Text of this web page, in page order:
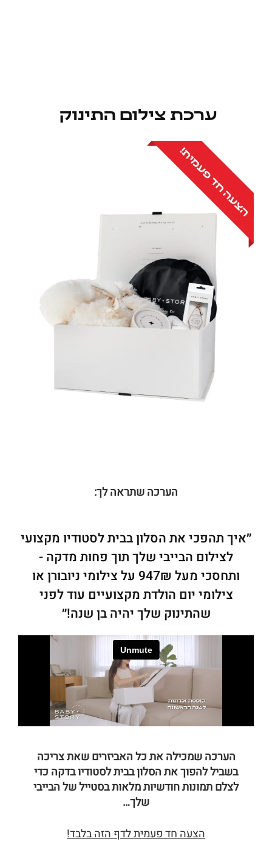
ערכת צילום התינוק
הערכה שתראה לך:
״איך תהפכי את הסלון בבית לסטודיו מקצועי
לצילום הבייבי שלך תוך פחות מדקה -
ותחסכי מעל 947₪ על צילומי ניובורן או
צילומי יום הולדת מקצועיים עוד לפני
שהתינוק שלך יהיה בן שנה!״
הערכה שמכילה את כל האביזרים שאת צריכה
בשביל להפוך את הסלון בבית לסטודיו בדקה כדי
לצלם תמונות חודשיות מלאות בסטייל של הבייבי
שלך…
הצעה חד פעמית לדף הזה בלבד!